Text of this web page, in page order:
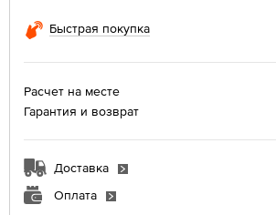
Быстрая покупка
Расчет на месте
Гарантия и возврат
Доставка
Оплата